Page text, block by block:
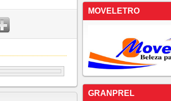
MOVELETRO
GRANPREL